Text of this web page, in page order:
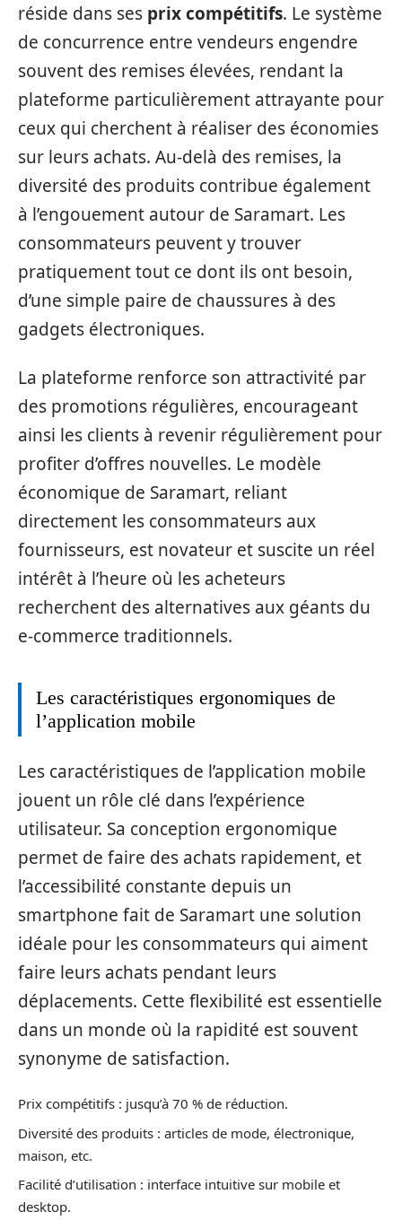
réside dans ses prix compétitifs. Le système
de concurrence entre vendeurs engendre
souvent des remises élevées, rendant la
plateforme particulièrement attrayante pour
ceux qui cherchent à réaliser des économies
sur leurs achats. Au-delà des remises, la
diversité des produits contribue également
à l’engouement autour de Saramart. Les
consommateurs peuvent y trouver
pratiquement tout ce dont ils ont besoin,
d’une simple paire de chaussures à des
gadgets électroniques.
La plateforme renforce son attractivité par
des promotions régulières, encourageant
ainsi les clients à revenir régulièrement pour
profiter d’offres nouvelles. Le modèle
économique de Saramart, reliant
directement les consommateurs aux
fournisseurs, est novateur et suscite un réel
intérêt à l’heure où les acheteurs
recherchent des alternatives aux géants du
e-commerce traditionnels.
Les caractéristiques ergonomiques de
l’application mobile
Les caractéristiques de l’application mobile
jouent un rôle clé dans l’expérience
utilisateur. Sa conception ergonomique
permet de faire des achats rapidement, et
l’accessibilité constante depuis un
smartphone fait de Saramart une solution
idéale pour les consommateurs qui aiment
faire leurs achats pendant leurs
déplacements. Cette flexibilité est essentielle
dans un monde où la rapidité est souvent
synonyme de satisfaction.
Prix compétitifs : jusqu’à 70 % de réduction.
Diversité des produits : articles de mode, électronique,
maison, etc.
Facilité d’utilisation : interface intuitive sur mobile et
desktop.